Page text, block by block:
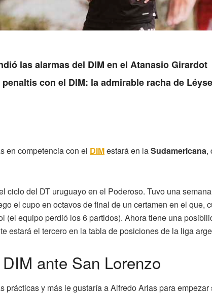
las alarmas del DIM en el Atanasio Girardot
con el DIM: la admirable racha de
en competencia con el DIMestará en laSudamericana,
ciclo del DT uruguayo en el Poderoso. Tuvo una
el cupo en octavos de final de un certamen en el que,
(el equipo perdió los 6 partidos). Ahora tiene una
estará el tercero en la tabla de posiciones de la liga
ante San Lorenzo
prácticas y más le gustaría a Alfredo Arias para